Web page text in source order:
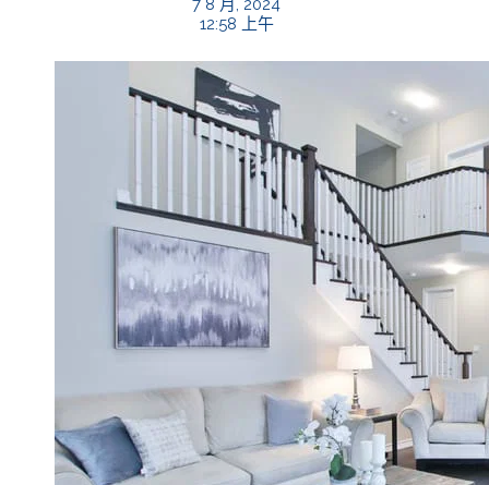
7 8 月, 2024
12:58 上午